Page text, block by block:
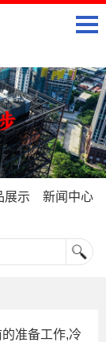
展示
新闻中心
准备工作,冷